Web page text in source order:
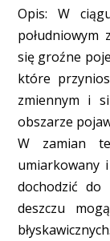
Opis: W
południowym
się groźne
które
zmiennym i
obszarze
W zamian
umiarkowany
dochodzić do
deszczu